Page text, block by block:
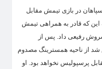
در بازی تیمش مقابل
این که قادر به همراهی تیمش
رفیعی داد. پس از
از ناحیه همسترینگ مصدوم
پرسپولیس نخواهد بود. او